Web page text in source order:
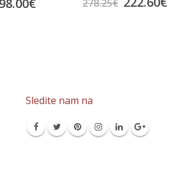
32.40€
Sledite nam na